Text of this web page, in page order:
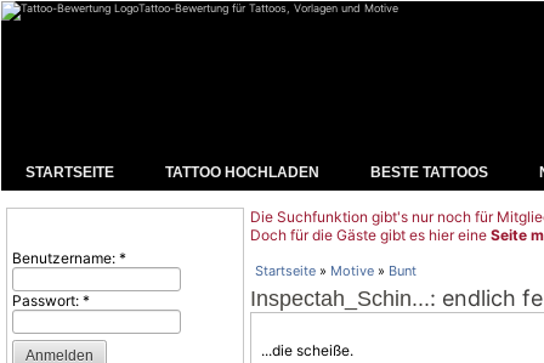
Tattoo-Bewertung für Tattoos, Vorlagen und Motive
STARTSEITE TATTOO HOCHLADEN BESTE TATTOOS
Benutzername: *
Passwort: *
Die Suchfunktion gibt's nur noch für
Doch für die Gäste gibt es hier eine Seite
Startseite » Motive » Bunt
Inspectah_Schin...: endlich
...die scheiße.